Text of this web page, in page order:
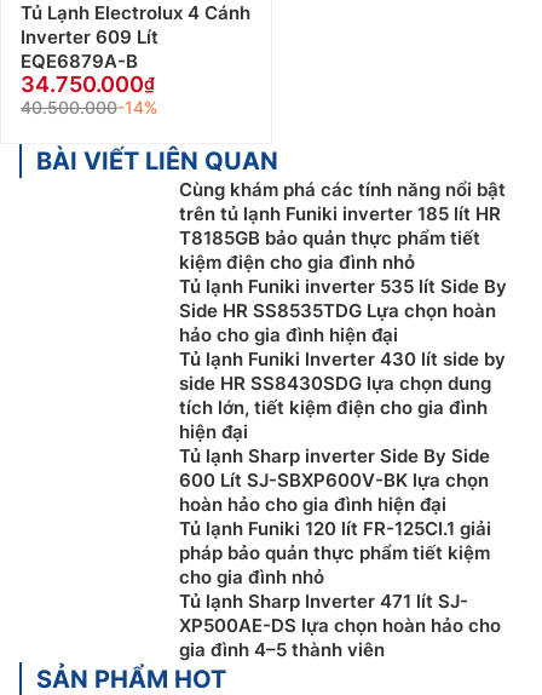
Tủ Lạnh Electrolux 4 Cánh
Inverter 609 Lít
EQE6879A-B
34.750.000
40.500.000-14%
BÀI VIẾT LIÊN QUAN
Cùng khám phá các tính năng nổi bật
trên tủ lạnh Funiki inverter 185 lít HR
T8185GB bảo quản thực phẩm tiết
kiệm điện cho gia đình nhỏ
Tủ lạnh Funiki inverter 535 lít Side By
Side HR SS8535TDG Lựa chọn hoàn
hảo cho gia đình hiện đại
Tủ lạnh Funiki lnverter 430 lít side by
side HR SS8430SDG lựa chọn dung
tích lớn, tiết kiệm điện cho gia đình
hiện đại
Tủ lạnh Sharp inverter Side By Side
600 Lít SJ-SBXP600V-BK lựa chọn
hoàn hảo cho gia đình hiện đại
Tủ lạnh Funiki 120 lít FR-125CI.1 giải
pháp bảo quản thực phẩm tiết kiệm
cho gia đình nhỏ
Tủ lạnh Sharp Inverter 471 lít SJ-
XP500AE-DS lựa chọn hoàn hảo cho
gia đình 4–5 thành viên
SẢN PHẨM HOT